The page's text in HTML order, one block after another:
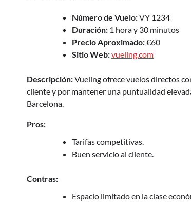
Número de Vuelo:VY 1234
Duración: 1 hora y 30 minutos
Precio Aproximado:€60
Sitio Web:vueling.com
Descripción:Vueling ofrece vuelos directos
cliente y por mantener una puntualidad
Barcelona.
Pros:
Tarifas competitivas.
Buen servicio al cliente.
Contras:
Espacio limitado en la clase